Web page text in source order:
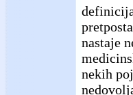
nastaje
nekih